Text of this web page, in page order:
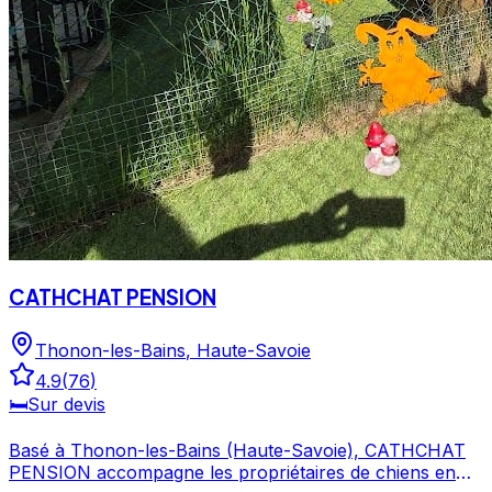
CATHCHAT PENSION
Thonon-les-Bains, Haute-Savoie
4.9(76)
🛏️Sur devis
Basé à Thonon-les-Bains (Haute-Savoie), CATHCHAT
PENSION accompagne les propriétaires de chiens en